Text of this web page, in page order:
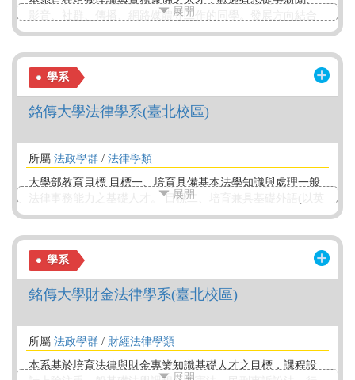
影音、社群、傳播、網路媒體等工作的同學。發展方向結合
數位匯流、媒體整合、內容企劃與展望全球視野的新聞與新
整合企劃人才，策畫與行銷高手；三、培養具國際視野的新
聞人才，能跨國溝通與策展能手。
展開
學系
銘傳大學法律學系(臺北校區)
所屬 法政學群 / 法律學類
大學部教育目標 目標一、培育具備基本法學知識與處理一般
法律事務能力之基礎人才。 目標二、培育兼具基礎外語(以英
文為主)、資訊處理能力之法律人。 目標三、培育兼具人文素
展開
學系
銘傳大學財金法律學系(臺北校區)
所屬 法政學群 / 財經法律學類
本系基於培育法律與財金專業知識基礎人才之目標，課程設
展開